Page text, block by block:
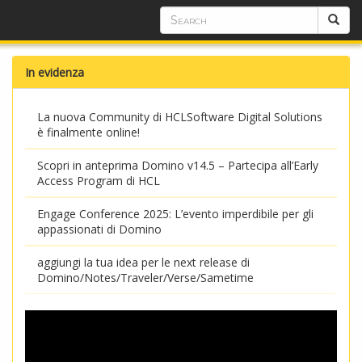
In evidenza
La nuova Community di HCLSoftware Digital Solutions
è finalmente online!
Scopri in anteprima Domino v14.5 – Partecipa all’Early
Access Program di HCL
Engage Conference 2025: L’evento imperdibile per gli
appassionati di Domino
aggiungi la tua idea per le next release di
Domino/Notes/Traveler/Verse/Sametime